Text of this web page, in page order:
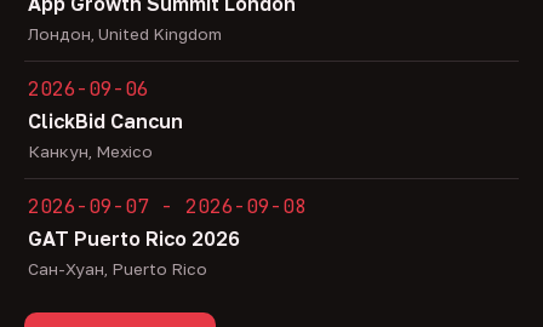
Лондон, United Kingdom
2026-09-06
ClickBid Cancun
Канкун, Mexico
2026-09-07 - 2026-09-08
GAT Puerto Rico 2026
Сан-Хуан, Puerto Rico